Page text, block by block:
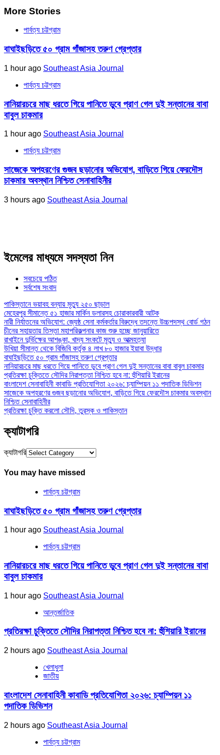
More Stories
পার্বত্য চট্টগ্রাম
বাঘাইছড়িতে ৫০ গ্রাম গাঁজাসহ তরুণ গ্রেপ্তার
1 hour ago Southeast Asia Journal
পার্বত্য চট্টগ্রাম
নানিয়ারচরে মাছ ধরতে গিয়ে পানিতে ডুবে প্রাণ গেল দুই সন্তানের বাবা
বাবুল চাকমার
1 hour ago Southeast Asia Journal
পার্বত্য চট্টগ্রাম
সাজেকে অপহরণের গুজব ছড়ানোর অভিযোগ, বাড়িতে গিয়ে ফেরদৌস
চাকমার অবস্থান নিশ্চিত সেনাবাহিনীর
3 hours ago Southeast Asia Journal
ইমেলের মাধ্যমে সদস্যতা নিন
সবচেয়ে পঠিত
সর্বশেষ সংবাদ
পাকিস্তানে ভয়াবহ বন্যায় মৃত্যু ২৫০ ছাড়াল
মেহেরপুর সীমান্তে ৫১ হাজার মার্কিন ডলারসহ চোরাকারবারী আটক
নারী নির্যাতনের অভিযোগ: জ্যেষ্ঠ সেনা কর্মকর্তার বিরুদ্ধে তদন্তে উচ্চপদস্থ বোর্ড গঠন
চীনের সহায়তায় তিস্তা মহাপরিকল্পনার কাজ শুরু হচ্ছে জানুয়ারিতে
রাখাইনে দুর্ভিক্ষের আশঙ্কা, খাদ্য সংকটে মৃত্যু ও আত্মহত্যা
উখিয়া সীমান্ত থেকে বিজিবি কর্তৃক ৪ লাখ ৮০ হাজার ইয়াবা উদ্ধার
বাঘাইছড়িতে ৫০ গ্রাম গাঁজাসহ তরুণ গ্রেপ্তার
নানিয়ারচরে মাছ ধরতে গিয়ে পানিতে ডুবে প্রাণ গেল দুই সন্তানের বাবা বাবুল চাকমার
প্রতিরক্ষা চুক্তিতে সৌদির নিরাপত্তা নিশ্চিত হবে না: হুঁশিয়ারি ইরানের
বাংলাদেশ সেনাবাহিনী কাবাডি প্রতিযোগিতা ২০২৬: চ্যাম্পিয়ন ১১ পদাতিক ডিভিশন
সাজেকে অপহরণের গুজব ছড়ানোর অভিযোগ, বাড়িতে গিয়ে ফেরদৌস চাকমার অবস্থান
নিশ্চিত সেনাবাহিনীর
প্রতিরক্ষা চুক্তি করলো সৌদি, তুরস্ক ও পাকিস্তান
ক্যাটাগরি
ক্যাটাগরি
You may have missed
পার্বত্য চট্টগ্রাম
বাঘাইছড়িতে ৫০ গ্রাম গাঁজাসহ তরুণ গ্রেপ্তার
1 hour ago Southeast Asia Journal
পার্বত্য চট্টগ্রাম
নানিয়ারচরে মাছ ধরতে গিয়ে পানিতে ডুবে প্রাণ গেল দুই সন্তানের বাবা
বাবুল চাকমার
1 hour ago Southeast Asia Journal
আন্তর্জাতিক
প্রতিরক্ষা চুক্তিতে সৌদির নিরাপত্তা নিশ্চিত হবে না: হুঁশিয়ারি ইরানের
2 hours ago Southeast Asia Journal
খেলাধুলা
জাতীয়
বাংলাদেশ সেনাবাহিনী কাবাডি প্রতিযোগিতা ২০২৬: চ্যাম্পিয়ন ১১
পদাতিক ডিভিশন
2 hours ago Southeast Asia Journal
পার্বত্য চট্টগ্রাম